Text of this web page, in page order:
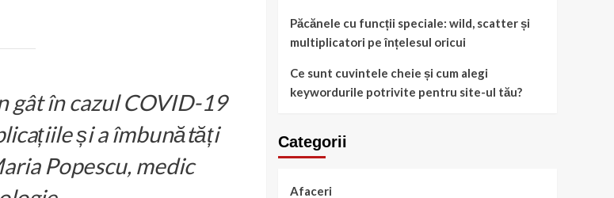
gât în cazul COVID-19
și a îmbunătăți
Popescu, medic
Păcănele cu funcții speciale: wild, scatter și
multiplicatori pe înțelesul oricui
Ce sunt cuvintele cheie și cum alegi
keywordurile potrivite pentru site-ul tău?
Categorii
Afaceri